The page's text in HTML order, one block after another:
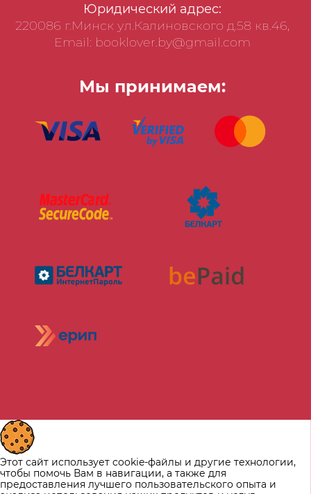
Юридический адрес:
220086 г.Минск ул.Калиновского д.58 кв.46,
Email: booklover.by@gmail.com
Мы принимаем:
Этот сайт использует cookie-файлы и другие технологии,
чтобы помочь Вам в навигации, а также для
предоставления лучшего пользовательского опыта и